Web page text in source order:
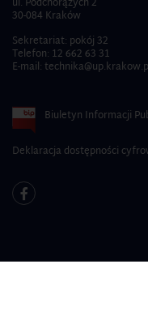
30-084 Kraków
Sekretariat: pokój 32
Telefon: 12 662 63 31
E-mail:
Biuletyn Informacji
Deklaracja dostępności